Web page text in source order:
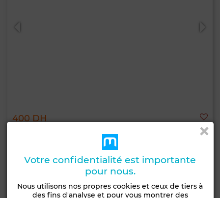
400 DH
1 Ch.
5 Pers. 2 nuits min.
Contacter Appelez WhatsApp
Votre confidentialité est importante
pour nous.
Nous utilisons nos propres cookies et ceux de tiers à
des fins d'analyse et pour vous montrer des